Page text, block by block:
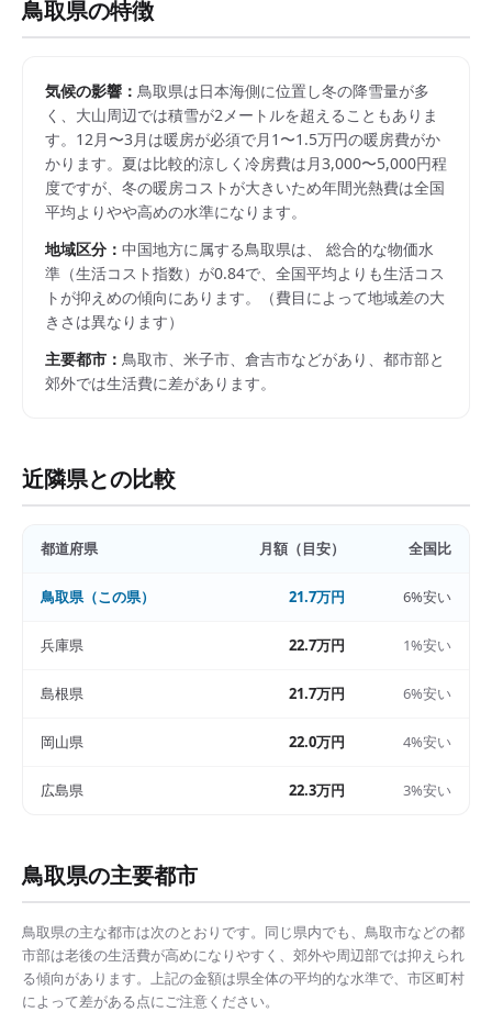
鳥取県の特徴
気候の影響： 鳥取県は日本海側に位置し冬の降雪量が多
く、大山周辺では積雪が2メートルを超えることもありま
す。12月〜3月は暖房が必須で月1〜1.5万円の暖房費がか
かります。夏は比較的涼しく冷房費は月3,000〜5,000円程
度ですが、冬の暖房コストが大きいため年間光熱費は全国
平均よりやや高めの水準になります。
地域区分： 中国地方に属する鳥取県は、 総合的な物価水
準（生活コスト指数）が0.84で、 全国平均よりも生活コス
トが抑えめの傾向にあります。
（費目によって地域差の大
きさは異なります）
主要都市： 鳥取市、米子市、倉吉市などがあり、都市部と
郊外では生活費に差があります。
近隣県との比較
都道府県 月額（目安） 全国比
鳥取県（この県） 21.7万円 6%安い
兵庫県 22.7万円 1%安い
島根県 21.7万円 6%安い
岡山県 22.0万円 4%安い
広島県 22.3万円 3%安い
鳥取県の主要都市
鳥取県の主な都市は次のとおりです。同じ県内でも、 鳥取市などの都
市部は老後の生活費が高めになりやすく、郊外や周辺部では抑えられ
る傾向があります。上記の金額は県全体の平均的な水準で、市区町村
によって差がある点にご注意ください。